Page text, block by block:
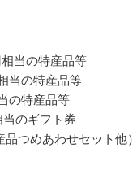
当の特産品等
当の特産品等
の特産品等
のギフト券
つめあわせセット他